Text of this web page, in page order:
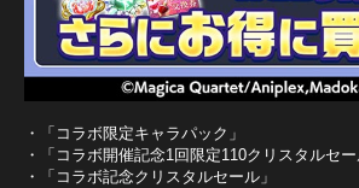
・「コラボ限定キャラパック」
・「コラボ開催記念1回限定110クリスタルセー
・「コラボ記念クリスタルセール」